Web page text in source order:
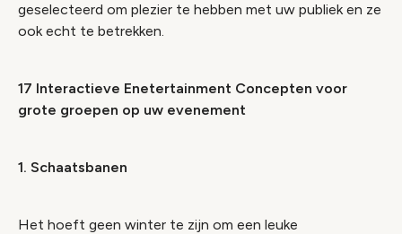
geselecteerd om plezier te hebben met uw publiek en ze
ook echt te betrekken.
17 Interactieve Enetertainment Concepten voor
grote groepen op uw evenement
1. Schaatsbanen
Het hoeft geen winter te zijn om een ​​leuke